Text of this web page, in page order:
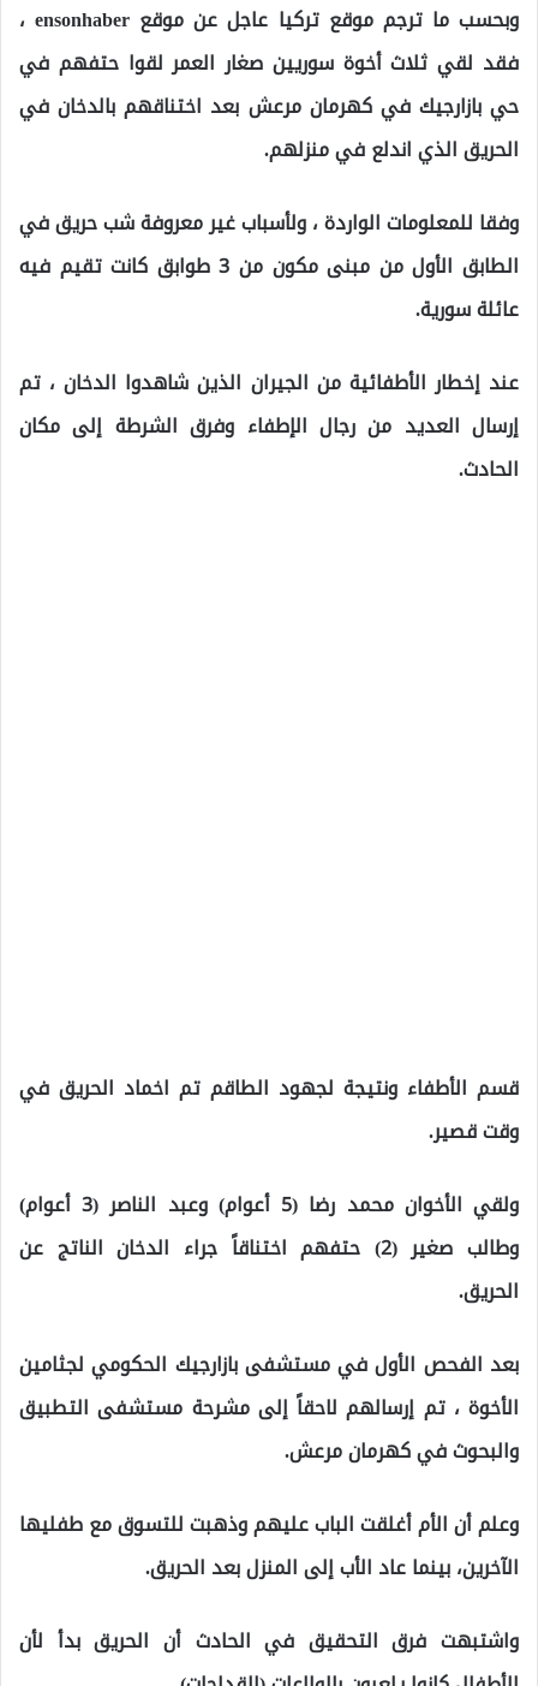
وبحسب ما ترجم موقع تركيا عاجل عن موقع ensonhaber ،
فقد لقي ثلاث أخوة سوريين صغار العمر لقوا حتفهم في
حي بازارجيك في كهرمان مرعش بعد اختناقهم بالدخان في
الحريق الذي اندلع في منزلهم.
وفقا للمعلومات الواردة ، ولأسباب غير معروفة شب حريق في
الطابق الأول من مبنى مكون من 3 طوابق كانت تقيم فيه
عائلة سورية.
عند إخطار الأطفائية من الجيران الذين شاهدوا الدخان ، تم
إرسال العديد من رجال الإطفاء وفرق الشرطة إلى مكان
الحادث.
قسم الأطفاء ونتيجة لجهود الطاقم تم اخماد الحريق في
وقت قصير.
ولقي الأخوان محمد رضا (5 أعوام) وعبد الناصر (3 أعوام)
وطالب صغير (2) حتفهم اختناقاً جراء الدخان الناتج عن
الحريق.
بعد الفحص الأول في مستشفى بازارجيك الحكومي لجثامين
الأخوة ، تم إرسالهم لاحقاً إلى مشرحة مستشفى التطبيق
والبحوث في كهرمان مرعش.
وعلم أن الأم أغلقت الباب عليهم وذهبت للتسوق مع طفليها
الآخرين، بينما عاد الأب إلى المنزل بعد الحريق.
واشتبهت فرق التحقيق في الحادث أن الحريق بدأ لأن